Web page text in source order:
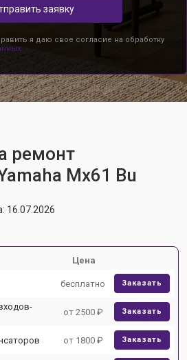
заявку
я даю свое согласие на обработку
ремонт
Mx61 Bu
16.07.2026
Цена
бесплатно Заказать
от 2500 ₽ Заказать
от 1800 ₽ Заказать